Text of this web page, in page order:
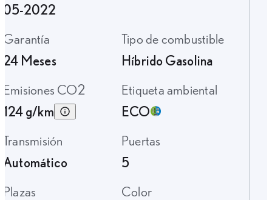
05-2022
Garantía
24 Meses
Tipo de combustible
Híbrido Gasolina
Emisiones CO2
124 g/km
Etiqueta ambiental
ECO
Transmisión
Automático
Puertas
5
Plazas
Color